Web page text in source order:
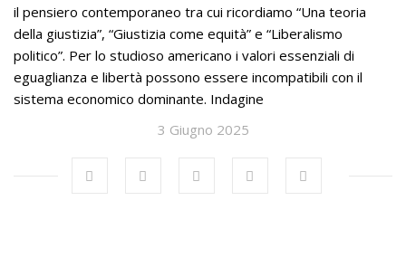
il pensiero contemporaneo tra cui ricordiamo “Una teoria
della giustizia”, “Giustizia come equità” e “Liberalismo
politico”. Per lo studioso americano i valori essenziali di
eguaglianza e libertà possono essere incompatibili con il
sistema economico dominante. Indagine
3 Giugno 2025